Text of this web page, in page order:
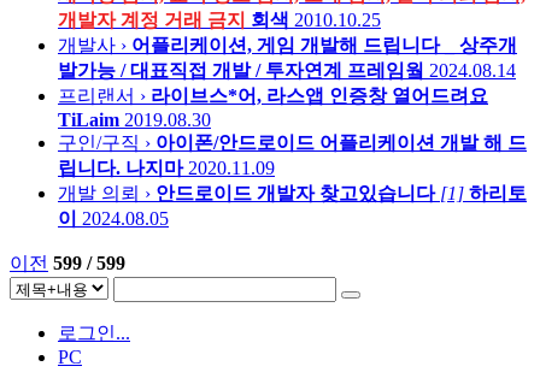
개발자 계정 거래 금지 회색 2010.10.25
개발사 › 어플리케이션, 게임 개발해 드립니다 _ 상주개
발가능 / 대표직접 개발 / 투자연계
프레임웤 2024.08.14
프리랜서 › 라이브스*어, 라스앱 인증창 열어드려요
TiLaim 2019.08.30
구인/구직 › 아이폰/안드로이드 어플리케이션 개발 해 드
립니다. 나지마 2020.11.09
개발 의뢰 › 안드로이드 개발자 찾고있습니다 [1] 하리토
이
2024.08.05
이전 599 / 599
로그인...
PC